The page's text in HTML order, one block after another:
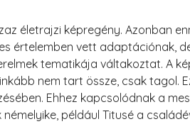
életrajzi képregény. Azonban
értelemben vett adaptációnak,
tematikája váltakoztat. A
nem tart össze, csak tagol.
Ehhez kapcsolódnak a
például Titusé a